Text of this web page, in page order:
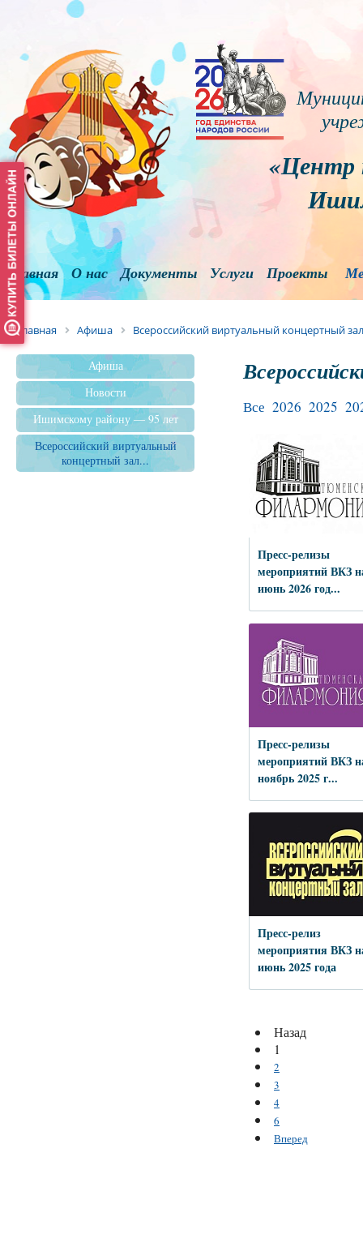
«Центр
Главная О нас Документы Услуги Проекты
Главная Афиша Всероссийский виртуальный концертный
Афиша
Новости
Ишимскому району — 95 лет
Всероссийский виртуальный
концертный зал...
Все 2026 2025
Пресс-релизы
мероприятий ВКЗ
июнь 2026 год...
Пресс-релизы
мероприятий ВКЗ
ноябрь 2025 г...
Пресс-релиз
мероприятия ВКЗ
июнь 2025 года
Назад
1
2
3
4
6
Вперед